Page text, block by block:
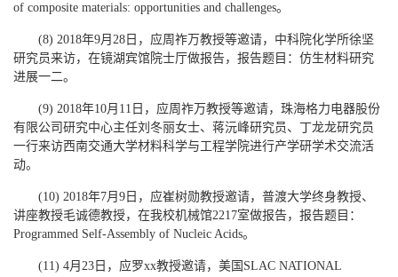
of composite materials: opportunities and challenges。
(8) 2018年9月28日，应周祚万教授等邀请，中科院化学所徐坚
研究员来访，在镜湖宾馆院士厅做报告，报告题目：仿生材料研究
进展一二。
(9) 2018年10月11日，应周祚万教授等邀请，珠海格力电器股份
有限公司研究中心主任刘冬丽女士、蒋沅峰研究员、丁龙龙研究员
一行来访西南交通大学材料科学与工程学院进行产学研学术交流活
动。
(10) 2018年7月9日，应崔树勋教授邀请，普渡大学终身教授、
讲座教授毛诚德教授，在我校机械馆2217室做报告，报告题目：
Programmed Self-Assembly of Nucleic Acids。
(11) 4月23日，应罗xx教授邀请，美国SLAC NATIONAL